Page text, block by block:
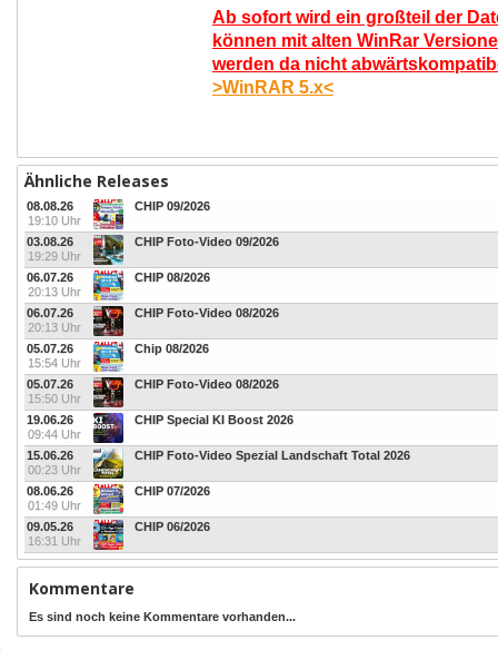
Ab sofort wird ein großteil der
können mit alten WinRar
werden da nicht
>WinRAR 5.x<
Ähnliche Releases
08.08.26
19:10 Uhr
CHIP 09/2026
03.08.26
19:29 Uhr
CHIP Foto-Video 09/2026
06.07.26
20:13 Uhr
CHIP 08/2026
06.07.26
20:13 Uhr
CHIP Foto-Video 08/2026
05.07.26
15:54 Uhr
Chip 08/2026
05.07.26
15:50 Uhr
CHIP Foto-Video 08/2026
19.06.26
09:44 Uhr
CHIP Special KI Boost 2026
15.06.26
00:23 Uhr
CHIP Foto-Video Spezial Landschaft Total 2026
08.06.26
01:49 Uhr
CHIP 07/2026
09.05.26
16:31 Uhr
CHIP 06/2026
Kommentare
Es sind noch keine Kommentare vorhanden...